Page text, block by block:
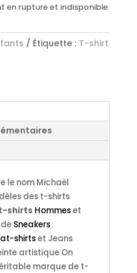
en rupture et indisponible.
Étiquette : T-shirt
le nom Michaël
des t-shirts
shirts Hommeset
Sneakers
shirtset Jeans
artistique On
marque de t-